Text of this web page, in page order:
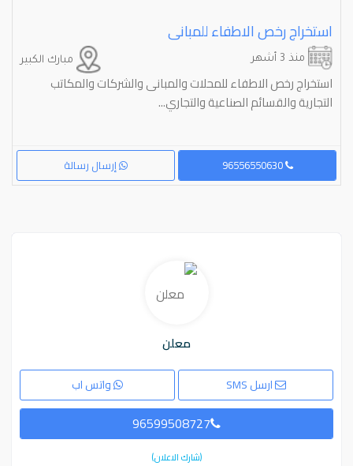
استخراج رخص الاطفاء للمبانى
مبارك الكبير منذ 3 أشهر
استخراج رخص الاطفاء للمحلات والمبانى والشركات والمكاتب
التجارية والقسائم الصناعية والتجاري...
إرسال رسالة 96556550630
معلن
ارسل SMS واتس اب
96599508727
(شارك الاعلان)